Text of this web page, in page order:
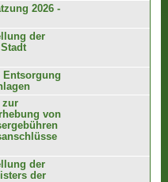
2026 -
der
Entsorgung
zur
von
der
der